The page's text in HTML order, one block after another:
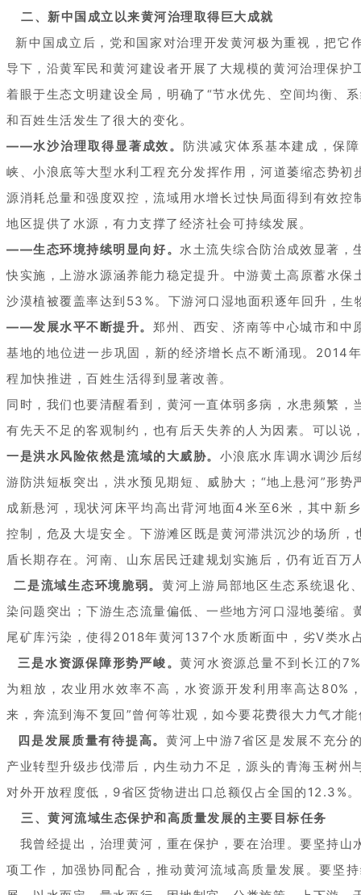
二、新中国成立以来黄河治理取得巨大成就
新中国成立后，党和国家对治理开发黄河极为重视，把它
导下，沿黄军民和黄河建设者开展了大规模的黄河治理保
着眼于生态文明建设全局，明确了“节水优先、空间均衡、
和百姓生活发生了很大的变化。
——水沙治理取得显著成效。 防洪减灾体系基本建成，保
峡、小浪底等大型水利工程充分发挥作用，河道萎缩态势
源消耗总量和强度双控，流域用水增长过快局面得到有效
地区提供了水源，有力支撑了经济社会可持续发展。
——生态环境持续明显向好。水土流失综合防治成效显著，
快实施，上游水源涵养能力稳定提升。中游黄土高原蓄水
沙漠植被覆盖率达到53%。下游河口湿地面积逐年回升，生
——发展水平不断提升。郑州、西安、济南等中心城市和中
基地的地位进一步巩固，新的经济增长点不断涌现。2014
程加快推进，百姓生活得到显著改善。
同时，我们也要清醒看到，黄河一直体弱多病，水患频繁
有先天不足的客观制约，也有后天失养的人为因素。可以说
一是洪水风险依然是流域的大威胁。 小浪底水库调水调沙后
游防洪短板突出，洪水预见期短、威胁大；“地上悬河”形
成新悬河，现状河床平均高出背河地面4米至6米，其中新
控制，危及大堤安全。下游滩区既是黄河滞洪沉沙的场所
盾长期存在。河南、山东居民迁建规划实施后，仍有近百万
二是流域生态环境脆弱。黄河上游局部地区生态系统退化
染问题突出；下游生态流量偏低、一些地方河口湿地萎缩
尾矿库污染，使得2018年黄河137个水质断面中，劣V类水
三是水资源保障形势严峻。黄河水资源总量不到长江的
为粗放，农业用水效率不高，水资源开发利用率高达80%
来，奔流到海不复回”曾何等壮观，如今要花费很大力气才
四是发展质量有待提高。黄河上中游7省区是发展不充分
产业转型升级步伐滞后，内生动力不足，源头的青海玉树
对外开放程度低，9省区货物进出口总额仅占全国的12.3%
三、黄河流域生态保护和高质量发展的主要目标任务
我曾经提出，治理黄河，重在保护，要在治理。要坚持山
项工作，加强协同配合，推动黄河流域高质量发展。要坚